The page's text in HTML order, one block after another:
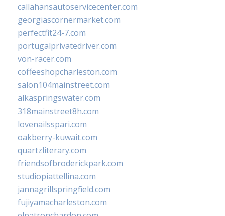
callahansautoservicecenter.com
georgiascornermarket.com
perfectfit24-7.com
portugalprivatedriver.com
von-racer.com
coffeeshopcharleston.com
salon104mainstreet.com
alkaspringswater.com
318mainstreet8h.com
lovenailsspari.com
oakberry-kuwait.com
quartzliterary.com
friendsofbroderickpark.com
studiopiattellina.com
jannagrillspringfield.com
fujiyamacharleston.com